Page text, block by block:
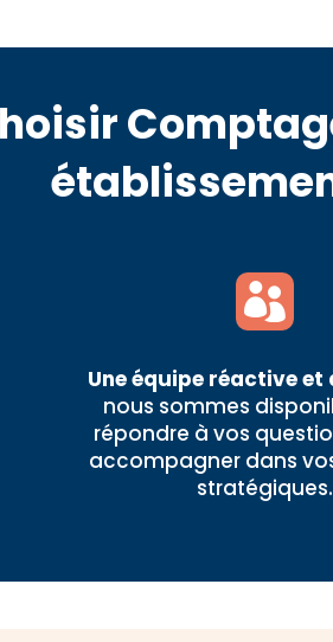

Une équipe réactive et
nous sommes
répondre à vos
accompagner dans
stratégiques.